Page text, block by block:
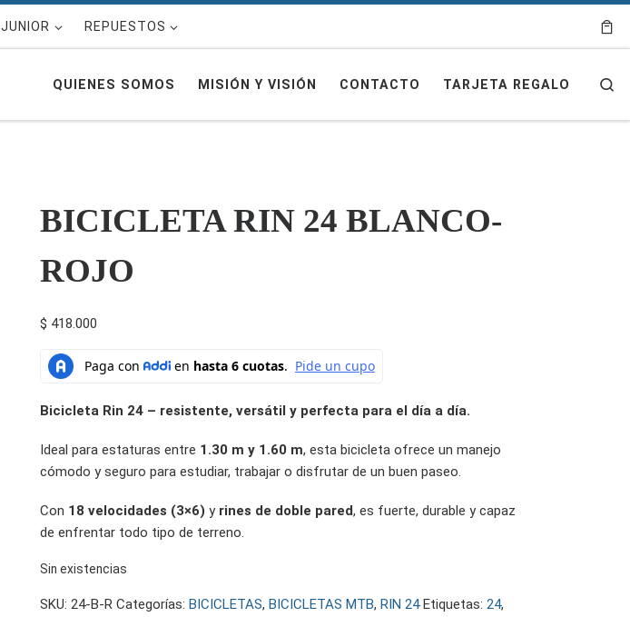
JUNIOR REPUESTOS
QUIENES SOMOS MISIÓN Y VISIÓN CONTACTO TARJETA REGALO
BICICLETA RIN 24 BLANCO-
ROJO
$ 418.000
Bicicleta Rin 24 – resistente, versátil y perfecta para el día a día.
Ideal para estaturas entre 1.30 m y 1.60 m, esta bicicleta ofrece un manejo
cómodo y seguro para estudiar, trabajar o disfrutar de un buen paseo.
Con 18 velocidades (3×6) y rines de doble pared, es fuerte, durable y capaz
de enfrentar todo tipo de terreno.
Sin existencias
SKU:24-B-R Categorías:BICICLETAS,BICICLETAS MTB,RIN 24 Etiquetas:24,